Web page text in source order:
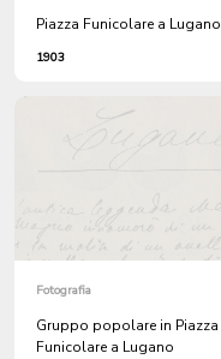
Piazza Funicolare a Lugano
1903
Fotografia
Gruppo popolare in Piazza
Funicolare a Lugano